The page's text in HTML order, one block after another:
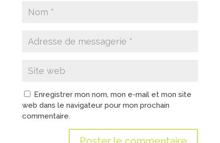
Enregistrer mon nom, mon e-mail et mon site
web dans le navigateur pour mon prochain
commentaire.